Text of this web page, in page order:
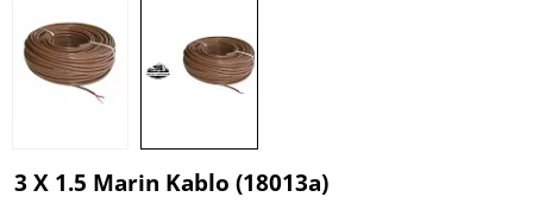
3 X 1.5 Marin Kablo (18013a)